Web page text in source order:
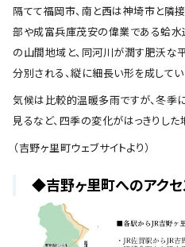
隔てて福岡市、南と西は神埼市と隣
部や成富兵庫茂安の偉業である蛤
の山間地域と、同河川が潤す肥沃な
分別される、縦に細長い形を成してい
気候は比較的温暖多雨ですが、冬季
見るなど、四季の変化がはっきりした
（吉野ヶ里町ウェブサイトより）
◆吉野ヶ里町へのアクセ